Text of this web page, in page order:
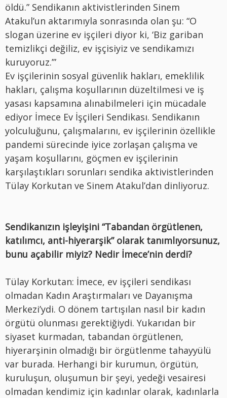
öldü.” Sendikanın aktivistlerinden Sinem
Atakul’un aktarımıyla sonrasında olan şu: “O
slogan üzerine ev işçileri diyor ki, ‘Biz gariban
temizlikçi değiliz, ev işçisiyiz ve sendikamızı
kuruyoruz.’”
Ev işçilerinin sosyal güvenlik hakları, emeklilik
hakları, çalışma koşullarının düzeltilmesi ve iş
yasası kapsamına alınabilmeleri için mücadale
ediyor İmece Ev İşçileri Sendikası. Sendikanın
yolculuğunu, çalışmalarını, ev işçilerinin özellikle
pandemi sürecinde iyice zorlaşan çalışma ve
yaşam koşullarını, göçmen ev işçilerinin
karşılaştıkları sorunları sendika aktivistlerinden
Tülay Korkutan ve Sinem Atakul’dan dinliyoruz.
Sendikanızın işleyişini “Tabandan örgütlenen,
katılımcı, anti-hiyerarşik” olarak tanımlıyorsunuz,
bunu açabilir miyiz? Nedir İmece’nin derdi?
Tülay Korkutan: İmece, ev işçileri sendikası
olmadan Kadın Araştırmaları ve Dayanışma
Merkezi’ydi. O dönem tartışılan nasıl bir kadın
örgütü olunması gerektiğiydi. Yukarıdan bir
siyaset kurmadan, tabandan örgütlenen,
hiyerarşinin olmadığı bir örgütlenme tahayyülü
var burada. Herhangi bir kurumun, örgütün,
kuruluşun, oluşumun bir şeyi, yedeği vesairesi
olmadan kendimiz için kadınlar olarak, kadınlarla